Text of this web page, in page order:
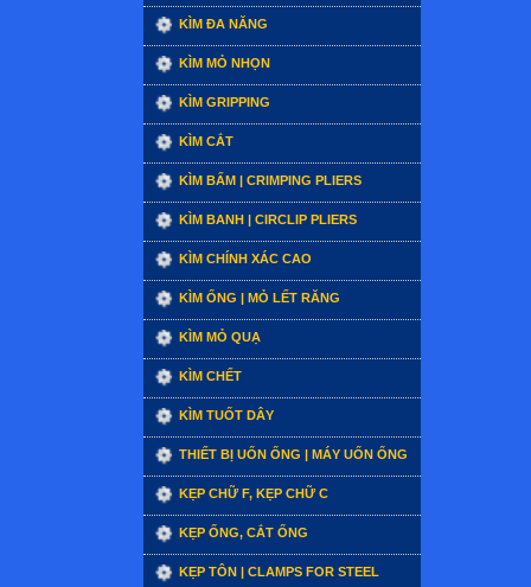
KÌM ĐA NĂNG
KÌM MỎ NHỌN
KÌM GRIPPING
KÌM CẮT
KÌM BẤM | CRIMPING PLIERS
KÌM BANH | CIRCLIP PLIERS
KÌM CHÍNH XÁC CAO
KÌM ỐNG | MỎ LẾT RĂNG
KÌM MỎ QUẠ
KÌM CHẾT
KÌM TUỐT DÂY
THIẾT BỊ UỐN ỐNG | MÁY UỐN ỐNG
KẸP CHỮ F, KẸP CHỮ C
KẸP ỐNG, CẮT ỐNG
KẸP TÔN | CLAMPS FOR STEEL